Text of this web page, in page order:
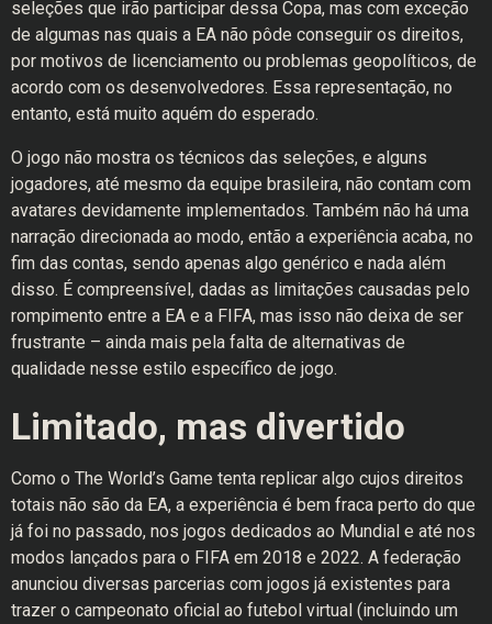
seleções que irão participar dessa Copa, mas com exceção
de algumas nas quais a EA não pôde conseguir os direitos,
por motivos de licenciamento ou problemas geopolíticos, de
acordo com os desenvolvedores. Essa representação, no
entanto, está muito aquém do esperado.
O jogo não mostra os técnicos das seleções, e alguns
jogadores, até mesmo da equipe brasileira, não contam com
avatares devidamente implementados. Também não há uma
narração direcionada ao modo, então a experiência acaba, no
fim das contas, sendo apenas algo genérico e nada além
disso. É compreensível, dadas as limitações causadas pelo
rompimento entre a EA e a FIFA, mas isso não deixa de ser
frustrante – ainda mais pela falta de alternativas de
qualidade nesse estilo específico de jogo.
Limitado, mas divertido
Como o The World’s Game tenta replicar algo cujos direitos
totais não são da EA, a experiência é bem fraca perto do que
já foi no passado, nos jogos dedicados ao Mundial e até nos
modos lançados para o FIFA em 2018 e 2022. A federação
anunciou diversas parcerias com jogos já existentes para
trazer o campeonato oficial ao futebol virtual (incluindo um